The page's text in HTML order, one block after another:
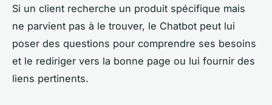
Si un client recherche un produit spécifique mais
ne parvient pas à le trouver, le Chatbot peut lui
poser des questions pour comprendre ses besoins
et le rediriger vers la bonne page ou lui fournir des
liens pertinents.